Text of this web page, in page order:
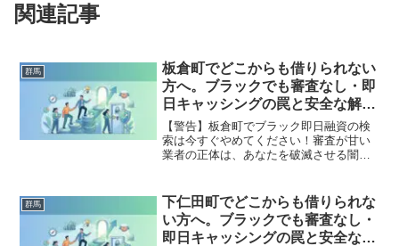
関連記事
群馬
板倉町でどこからも借りられない
方へ。ブラックでも審査なし・即
日キャッシングの罠と安全な解決
策
【警告】板倉町でブラック即日融資の検
索は今すぐやめてください！審査が甘い
業者の正体は、あなたを破滅させる闇金
町で違法業者を避け、借金地獄から抜け
出した方々の実体験と確実な解決策を完
全公開。
群馬
下仁田町でどこからも借りられな
い方へ。ブラックでも審査なし・
即日キャッシングの罠と安全な解